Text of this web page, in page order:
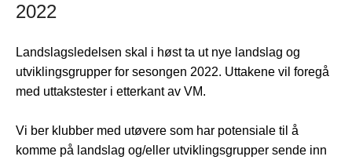
2022
Landslagsledelsen skal i høst ta ut nye landslag og
utviklingsgrupper for sesongen 2022. Uttakene vil foregå
med uttakstester i etterkant av VM.
Vi ber klubber med utøvere som har potensiale til å
komme på landslag og/eller utviklingsgrupper sende inn